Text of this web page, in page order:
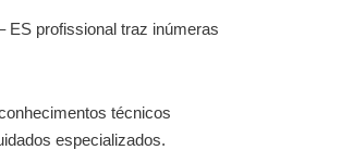
ES profissional traz inúmeras
técnicos
especializados.